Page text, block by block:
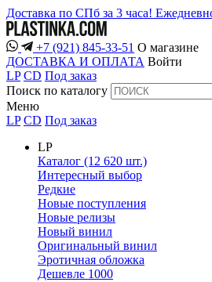
Доставка по СПб за 3 часа!
+7 (921) 845-33-51 О магазине
ДОСТАВКА И ОПЛАТА Войти
LP CD Под заказ
Поиск по каталогу
Меню
LP CD Под заказ
LP
Каталог (12 620 шт.)
Интересный выбор
Редкие
Новые поступления
Новые релизы
Новый винил
Оригинальный винил
Эротичная обложка
Дешевле 1000